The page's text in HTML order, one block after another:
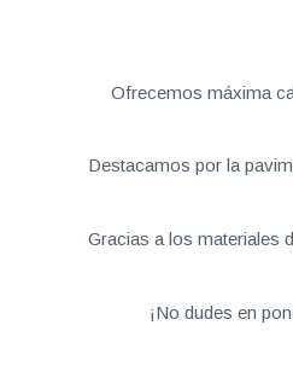
Ofrecemos máxima
Destacamos por la
Gracias a los materiales
¡No dudes en